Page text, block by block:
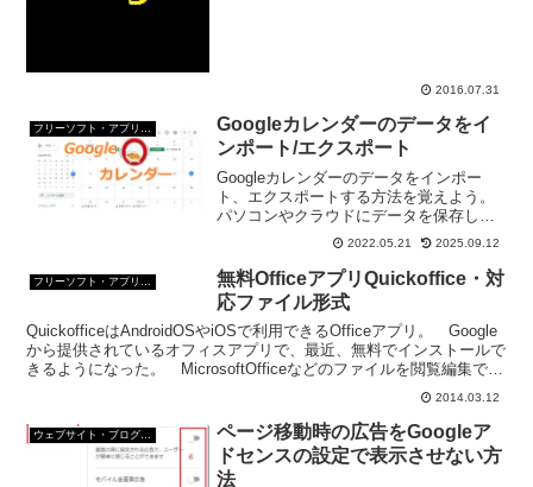
2016.07.31
Googleカレンダーのデータをイ
ンポート/エクスポート
Googleカレンダーのデータをインポー
ト、エクスポートする方法を覚えよう。
パソコンやクラウドにデータを保存した
り、他のアプリとデータをやり取りした
りできる。エクスポートは、「個々のカ
レンダー」と「全体のカレンダー」をエ
クスポートができる。
2022.05.21 2025.09.12
無料OfficeアプリQuickoffice・対
応ファイル形式
QuickofficeはAndroidOSやiOSで利用できるOfficeアプリ。 Google
から提供されているオフィスアプリで、最近、無料でインストールで
きるようになった。 MicrosoftOfficeなどのファイルを閲覧編集でき
2014.03.12
ウェブサイト・ブログ作成
ページ移動時の広告をGoogleア
ドセンスの設定で表示させない方
法